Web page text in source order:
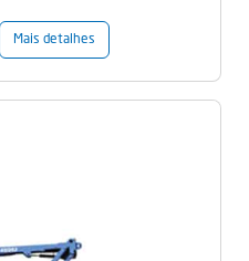
Mais detalhes